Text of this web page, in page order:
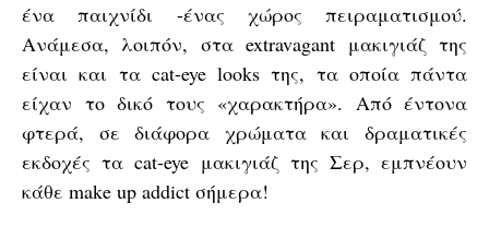
ένα παιχνίδι -ένας χώρος πειραματισμού.
Ανάμεσα, λοιπόν, στα extravagant μακιγιάζ της
είναι και τα cat-eye looks της, τα οποία πάντα
είχαν το δικό τους «χαρακτήρα». Από έντονα
φτερά, σε διάφορα χρώματα και δραματικές
εκδοχές τα cat-eye μακιγιάζ της Σερ, εμπνέουν
κάθε make up addict σήμερα!